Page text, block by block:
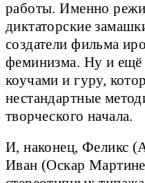
работы. Именно
диктаторские
создатели фильма
феминизма. Ну и
коучами и гуру,
нестандартные
творческого начала.
И, наконец, Феликс
Иван (Оскар